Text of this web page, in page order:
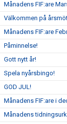
Månadens FIF:are
Välkommen på
Månadens FIF:are
Påminnelse!
Gott nytt år!
Spela nyårsbingo!
GOD JUL!
Månadens FIF:are i
Månadens